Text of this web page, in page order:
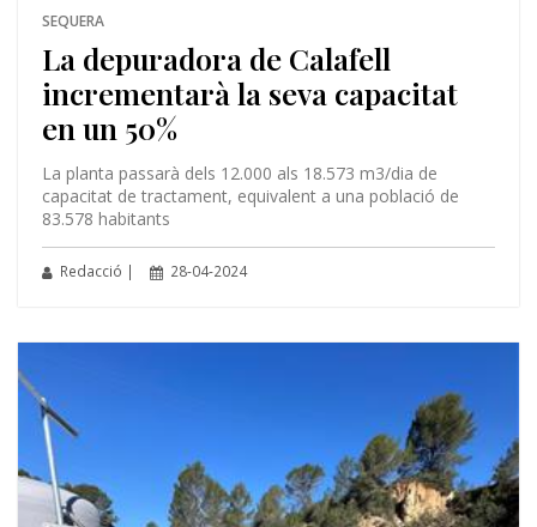
SEQUERA
La depuradora de Calafell
incrementarà la seva capacitat
en un 50%
La planta passarà dels 12.000 als 18.573 m3/dia de
capacitat de tractament, equivalent a una població de
83.578 habitants
Redacció | 28-04-2024